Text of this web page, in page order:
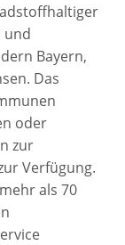
und
Bayern,
Das
oder
zur
Verfügung.
als 70